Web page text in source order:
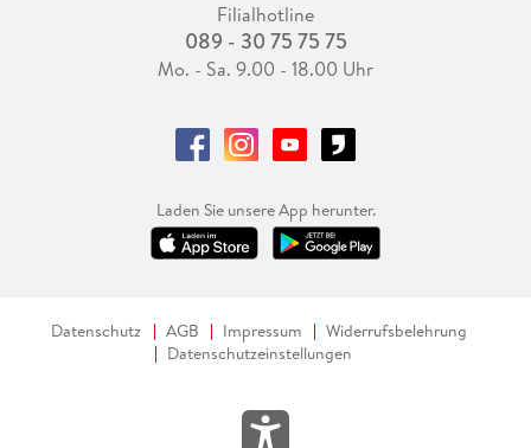
Filialhotline
089 - 30 75 75 75
Mo. - Sa. 9.00 - 18.00 Uhr
Laden Sie unsere App herunter.
Datenschutz AGB Impressum
Widerrufsbelehrung
Datenschutzeinstellungen